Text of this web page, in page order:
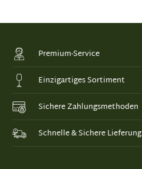
Premium-Service
Einzigartiges Sortiment
Sichere Zahlungsmethoden
Schnelle & Sichere Lieferung